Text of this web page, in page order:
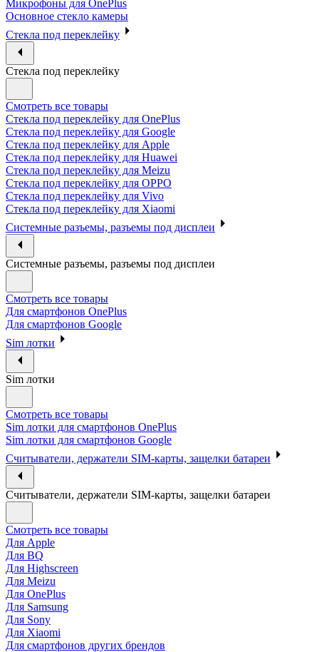
Микрофоны для OnePlus
Основное стекло камеры
Стекла под переклейку
Стекла под переклейку
Смотреть все товары
Стекла под переклейку для OnePlus
Стекла под переклейку для Google
Стекла под переклейку для Apple
Стекла под переклейку для Huawei
Стекла под переклейку для Meizu
Стекла под переклейку для OPPO
Стекла под переклейку для Vivo
Стекла под переклейку для Xiaomi
Системные разъемы, разъемы под дисплеи
Системные разъемы, разъемы под дисплеи
Смотреть все товары
Для смартфонов OnePlus
Для смартфонов Google
Sim лотки
Sim лотки
Смотреть все товары
Sim лотки для смартфонов OnePlus
Sim лотки для смартфонов Google
Считыватели, держатели SIM-карты, защелки батареи
Считыватели, держатели SIM-карты, защелки батареи
Смотреть все товары
Для Apple
Для BQ
Для Highscreen
Для Meizu
Для OnePlus
Для Samsung
Для Sony
Для Xiaomi
Для смартфонов других брендов